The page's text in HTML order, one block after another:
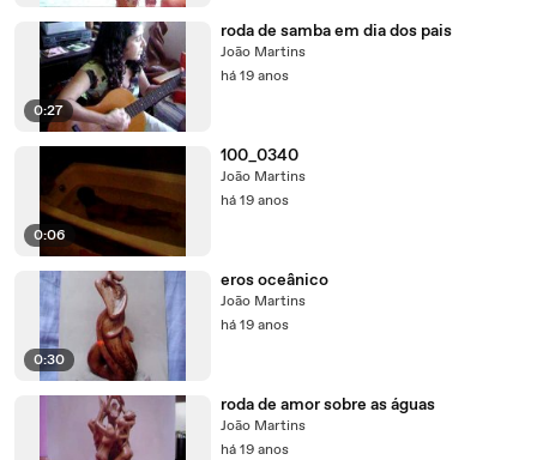
0:27
roda de samba em dia dos pais
João Martins
há 19 anos
0:06
100_0340
João Martins
há 19 anos
0:30
eros oceânico
João Martins
há 19 anos
roda de amor sobre as águas
João Martins
há 19 anos